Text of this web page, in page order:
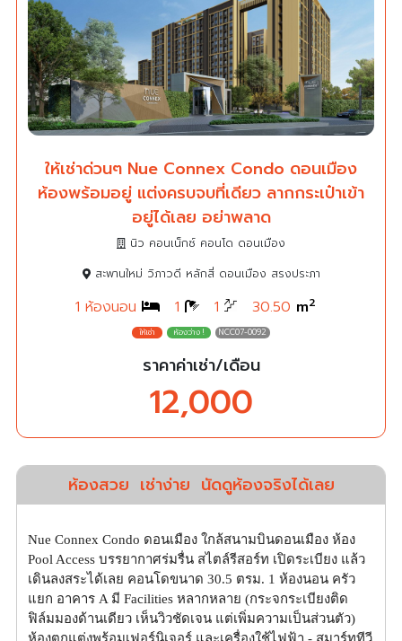
ให้เช่าด่วนๆ Nue Connex Condo ดอนเมือง
ห้องพร้อมอยู่ แต่งครบจบที่เดียว ลากกระเป๋าเข้า
อยู่ได้เลย อย่าพลาด
นิว คอนเน็กซ์ คอนโด ดอนเมือง
สะพานใหม่ วิภาวดี หลักสี่ ดอนเมือง สรงประภา
1 ห้องนอน 1 1 30.50 m2
NCC07-0092
ราคาค่าเช่า/เดือน
12,000
ห้องสวย เช่าง่าย นัดดูห้องจริงได้เลย
Nue Connex Condo ดอนเมือง ใกล้สนามบินดอนเมือง ห้อง
Pool Access บรรยากาศร่มรื่น สไตล์รีสอร์ท เปิดระเบียง แล้ว
เดินลงสระได้เลย คอนโดขนาด 30.5 ตรม. 1 ห้องนอน ครัว
แยก อาคาร A มี Facilities หลากหลาย (กระจกระเบียงติด
ฟิล์มมองด้านเดียว เห็นวิวชัดเจน แต่เพิ่มความเป็นส่วนตัว)